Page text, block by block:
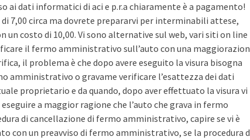
ai dati informatici di aci e p.r.a chiaramente è a pagamento!
7,00 circa ma dovrete prepararvi per interminabili attese,
un costo di 10,00. Vi sono alternative sul web, vari siti on line
il fermo amministrativo sull’auto con una
il problema è che dopo avere eseguito la visura bisogna
amministrativo o gravame verificare l’esattezza dei dati
proprietario e da quando, dopo aver effettuato la visura vi
a maggior ragione che l’auto che grava in fermo
di cancellazione di fermo amministrativo, capire se vi è
con un preavviso di fermo amministrativo, se la procedura